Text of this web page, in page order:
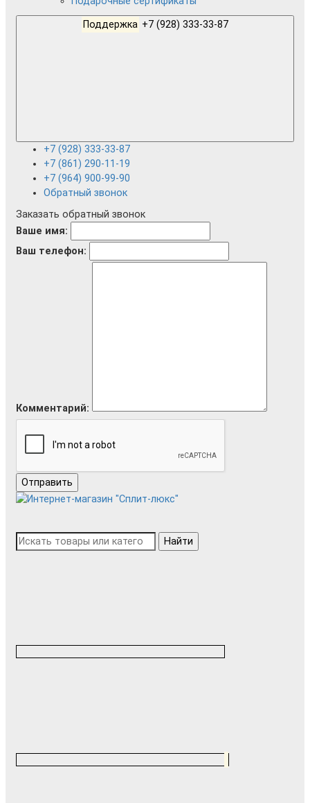
Поддержка
+7 (928) 333-33-87
+7 (861) 290-11-19
+7 (964) 900-99-90
Обратный звонок
Заказать обратный звонок
Ваше имя:
Ваш телефон:
Комментарий:
Отправить
Найти